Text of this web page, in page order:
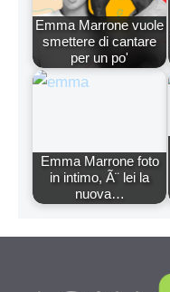
Emma Marrone vuole
smettere di cantare
per un po'
Emma Marrone foto
in intimo, Ã¨ lei la
nuova…